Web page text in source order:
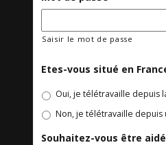
Saisir le mot de passe
Etes-vous situé en
Oui, je télétravaille depuis
Non, je télétravaille depuis
Souhaitez-vous être